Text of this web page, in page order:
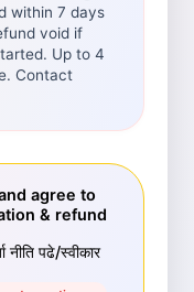
within 7 days
void if
Up to 4
Contact
agree to
& refund
नीति पढे/स्वीकार